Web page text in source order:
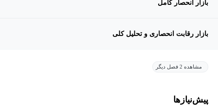
بازار انحصار کامل
بازار رقابت انحصاری و تحلیل کلی
مشاهده 2 فصل دیگر
پیش‌نیاز‌ها